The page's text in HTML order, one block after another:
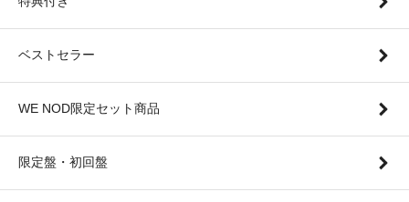
ベストセラー
WE NOD限定セット商品
限定盤・初回盤